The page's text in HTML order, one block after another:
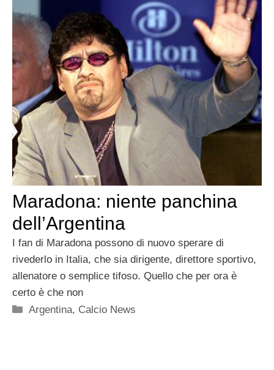
Maradona: niente panchina
dell’Argentina
I fan di Maradona possono di nuovo sperare di
rivederlo in Italia, che sia dirigente, direttore sportivo,
allenatore o semplice tifoso. Quello che per ora è
certo è che non
Categorie
Argentina, Calcio News